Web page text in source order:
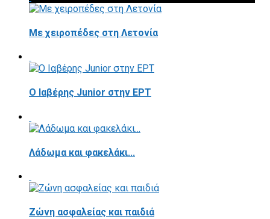
Με χειροπέδες στη Λετονία
Ο Ιαβέρης Junior στην ΕΡΤ
Λάδωμα και φακελάκι...
Ζώνη ασφαλείας και παιδιά